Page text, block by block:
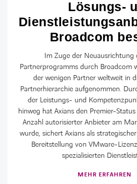
Lösungs-
Broadcom
Im Zuge der Neuausrichtung
Partnerprogramms durch Broadcom
der wenigen Partner weltweit in
Partnerhierarchie aufgenommen.
der Leistungs- und
hinweg hat Axians den Premier-
Anzahl autorisierter Anbieter am
wurde, sichert Axians als
Bereitstellung von VMware-
spezialisierten
MEHR ERFAHREN